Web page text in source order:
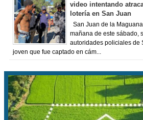
video intentando
lotería en San Juan
San Juan de la
mañana de este sábado,
autoridades policiales de
joven que fue captado en cám...